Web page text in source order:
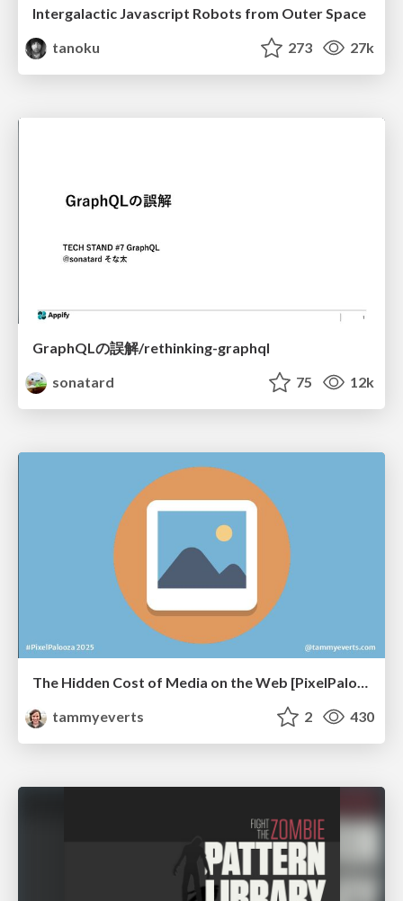
Intergalactic Javascript Robots from Outer Space
tanoku
273 27k
GraphQLの誤解/rethinking-graphql
sonatard
75 12k
The Hidden Cost of Media on the Web [PixelPalooza 2025]
tammyeverts
2 430